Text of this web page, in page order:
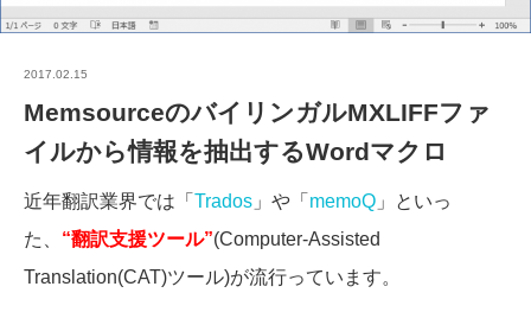
2017.02.15
MemsourceのバイリンガルMXLIFFファ
イルから情報を抽出するWordマクロ
近年翻訳業界では「 Trados 」や「 memoQ 」といっ
た、 “翻訳支援ツール”(Computer-Assisted
Translation(CAT)ツール)が流行っています。